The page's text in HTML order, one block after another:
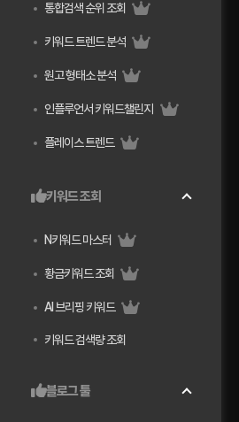
통합검색 순위 조회
키워드 트렌드 분석
원고 형태소 분석
인플루언서 키워드챌린지
플레이스 트렌드
키워드 조회
N키워드 마스터
황금키워드 조회
AI 브리핑 키워드
키워드 검색량 조회
블로그 툴